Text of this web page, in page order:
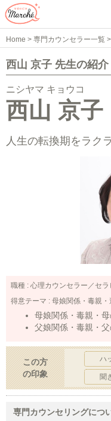
Home > 専門カウンセラー一覧 >
西山 京子 先生の紹介
ニシヤマ キョウコ
西山 京子
人生の転換期をラク
職種 : 心理カウンセラー／セラ
得意テーマ : 母娘関係・毒親・
母娘関係・毒親・
父娘関係・毒親・
この方
の印象
ハ
聞
専門カウンセリングにつ